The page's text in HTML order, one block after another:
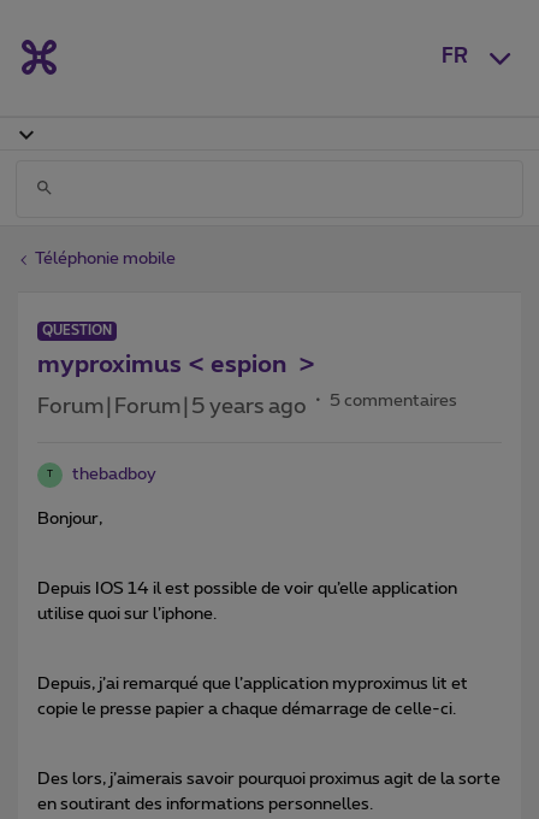
FR
Téléphonie mobile
QUESTION
myproximus < espion >
Forum|Forum|5 years ago 5 commentaires
thebadboy
Bonjour,
Depuis IOS 14 il est possible de voir qu’elle application
utilise quoi sur l’iphone.
Depuis, j’ai remarqué que l’application myproximus lit et
copie le presse papier a chaque démarrage de celle-ci.
Des lors, j’aimerais savoir pourquoi proximus agit de la sorte
en soutirant des informations personnelles.